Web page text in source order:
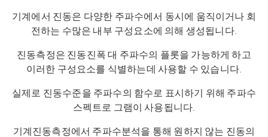
기계에서 진동은 다양한 주파수에서 동시에 움직이거나 회
전하는 수많은 내부 구성요소에 의해 생성됩니다.
진동측정은 진동진폭 대 주파수의 플롯을 가능하게 하고
이러한 구성요소를 식별하는데 사용할 수 있습니다.
실제로 진동수준을 주파수의 함수로 표시하기 위해 주파수
스펙트로 그램이 사용됩니다.
기계진동측정에서 주파수분석을 통해 원하지 않는 진동의